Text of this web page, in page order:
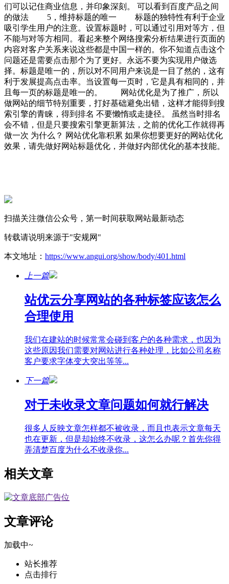
们可以记住商业信息，并印象深刻。 可以看到百度产品之间
的做法 5，维持标题的唯一 标题的独特性有利于企业
吸引学生用户的注意。设置标题时，可以通过引用对等方，但
不能与对等方相同。看起来整个网络搜索分析结果进行页面的
内容对客户关系来说这些都是中国一样的。你不知道点击这个
问题还是需要点击那个为了更好。永远不要为实现用户做选
择。标题是唯一的，所以对不同用户来说是一目了然的，这有
利于发展提高点击率。当设置每一页时，它是具有相同的，并
且每一页的标题是唯一的。 网站优化是为了推广，所以
做网站的细节特别重要，打好基础避免出错，这样才能得到搜
索引擎的青睐，得到排名 不要懒惰或走捷径。 虽然当时排名
会不错，但是只要搜索引擎更新算法，之前的优化工作就得再
做一次 为什么？ 网站优化靠积累 如果你想要更好的网站优化
效果，请先做好网站标题优化，并做好内部优化的基本技能。
扫描关注微信公众号，第一时间获取网站最新动态
转载请说明来源于"安规网"
本文地址： https://www.angui.org/show/body/401.html
上一篇
站优云分享网站的各种标签应该怎么
合理使用
我们在建站的时候常常会碰到客户的各种需求，也因为
这些原因我们需要对网站进行各种处理，比如公司名称
客户要求字体变大突出等等...
下一篇
对于未收录文章问题如何就行解决
很多人反映文章怎样都不被收录，而且也表示文章每天
也在更新，但是却始终不收录，这怎么办呢？首先你得
弄清楚百度为什么不收录你...
相关文章
文章评论
加载中~
站长推荐
点击排行